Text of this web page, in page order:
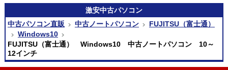
激安中古パソコン
中古パソコン直販
中古ノートパソコン
FUJITSU（富士通）
Windows10
FUJITSU（富士通） Windows10 中古ノートパソコン 10～
12インチ